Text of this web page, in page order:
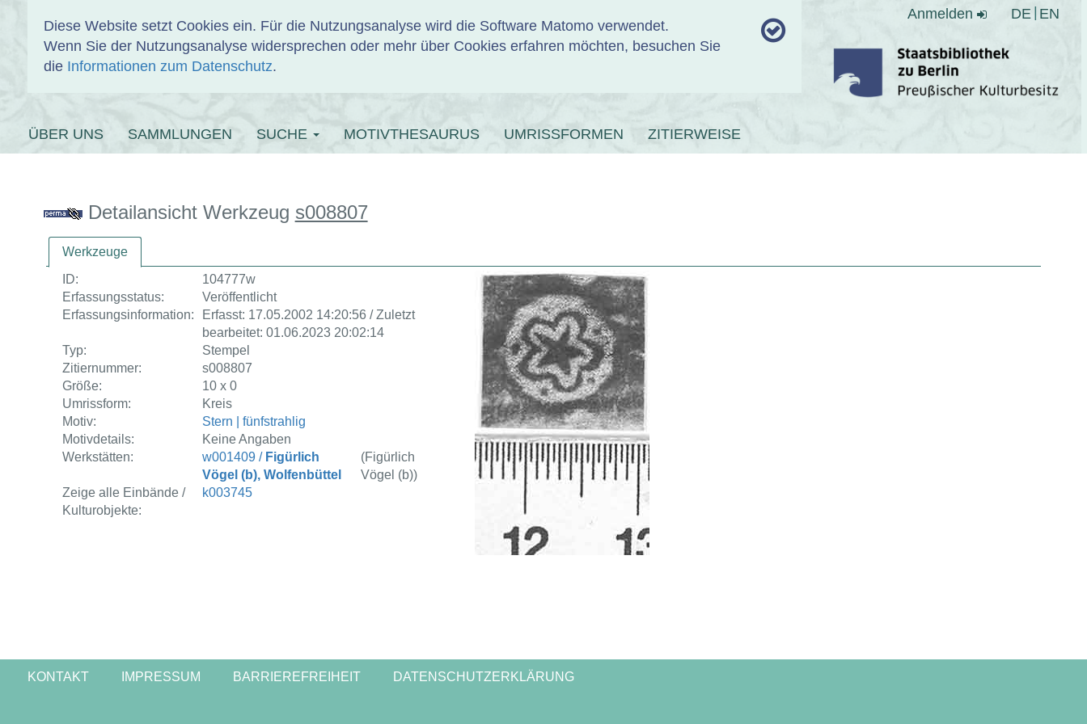
Diese Website setzt Cookies ein. Für die Nutzungsanalyse wird die Software Matomo verwendet.
Wenn Sie der Nutzungsanalyse widersprechen oder mehr über Cookies erfahren möchten, besuchen Sie
die Informationen zum Datenschutz.
Anmelden DE EN
EINBANDDATENBANK
ÜBER UNS SAMMLUNGEN SUCHE MOTIVTHESAURUS UMRISSFORMEN ZITIERWEISE
Detailansicht Werkzeug s008807
Werkzeuge
ID:
104777w
Erfassungsstatus:
Veröffentlicht
Erfassungsinformation:
Erfasst: 17.05.2002 14:20:56 / Zuletzt
bearbeitet: 01.06.2023 20:02:14
Typ:
Stempel
Zitiernummer:
s008807
Größe:
10 x 0
Umrissform:
Kreis
Motiv:
Stern | fünfstrahlig
Motivdetails:
Keine Angaben
Werkstätten:
w001409 / Figürlich
Vögel (b), Wolfenbüttel
(Figürlich
Vögel (b))
Zeige alle Einbände /
Kulturobjekte:
k003745
KONTAKT IMPRESSUM BARRIEREFREIHEIT DATENSCHUTZERKLÄRUNG